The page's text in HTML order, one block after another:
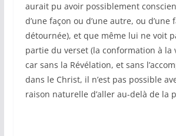
aurait pu avoir possiblement
d’une façon ou d’une autre, ou d’une
détournée), et que même lui ne voit
partie du verset (la conformation à la
car sans la Révélation, et sans
dans le Christ, il n’est pas possible
raison naturelle d’aller au-delà de la